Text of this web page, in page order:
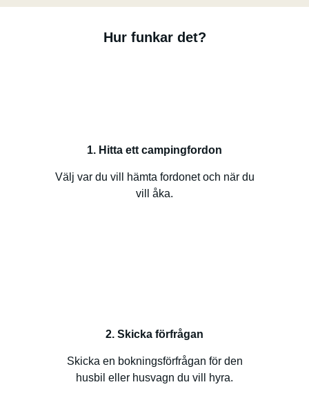
Hur funkar det?
1. Hitta ett campingfordon
Välj var du vill hämta fordonet och när du
vill åka.
2. Skicka förfrågan
Skicka en bokningsförfrågan för den
husbil eller husvagn du vill hyra.